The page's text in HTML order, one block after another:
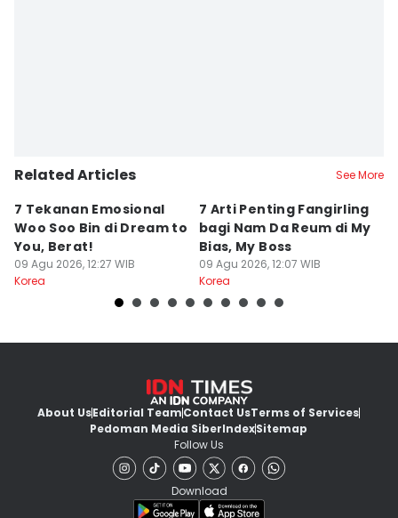
Related Articles See More
7 Tekanan Emosional
Woo Soo Bin di Dream to
You, Berat!
09 Agu 2026, 12:27 WIB
Korea
7 Arti Penting Fangirling
bagi Nam Da Reum di My
Bias, My Boss
09 Agu 2026, 12:07 WIB
Korea
About UsEditorial TeamContact UsTerms of Services
Pedoman Media SiberIndexSitemap
Follow Us
Download